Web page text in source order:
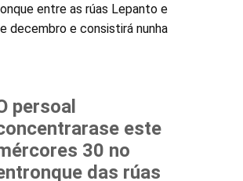
entre as rúas Lepanto e
decembro e consistirá nunha
persoal
este
30 no
das rúas